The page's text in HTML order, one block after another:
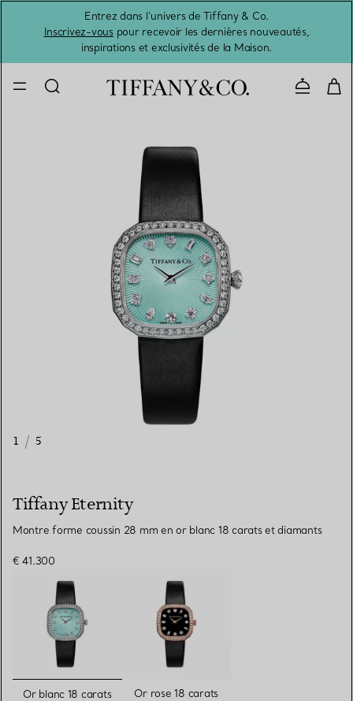
Entrez dans l’univers de Tiffany & Co.
Inscrivez-vouspour recevoir les dernières nouveautés,
inspirations et exclusivités de la Maison.
1 / 5
Tiffany Eternity
Montre forme coussin 28 mm en or blanc 18 carats et diamants
€ 41.300
sélectionnés
Or blanc 18 carats Or rose 18 carats